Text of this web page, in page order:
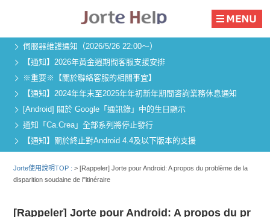
伺服器維護通知（2026/5/26 22:00～）
【通知】2026年黃金週期間客服支援安排
※重要※【關於聯絡客服的相關事宜】
【通知】2024年年末至2025年年初新年期間咨詢業務休息通知
[Android] 關於 Google「通訊錄」中的生日顯示
通知「Ca.Crea」全部系列將停止發行
【通知】關於終止對Android 4.4及以下版本的支援
Jorte使用說明TOP :>[Rappeler] Jorte pour Android: A propos du problème de la
disparition soudaine de l"itinéraire
[Rappeler] Jorte pour Android: A propos du pr